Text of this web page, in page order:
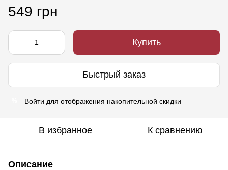
549 грн
Купить
Быстрый заказ
Войти для отображения накопительной скидки
В избранное К сравнению
Описание